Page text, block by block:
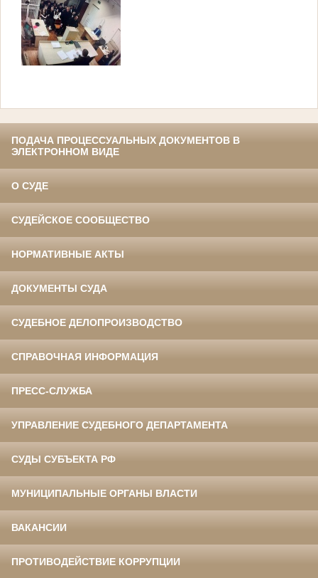
ПОДАЧА ПРОЦЕССУАЛЬНЫХ ДОКУМЕНТОВ В
ЭЛЕКТРОННОМ ВИДЕ
О СУДЕ
СУДЕЙСКОЕ СООБЩЕСТВО
НОРМАТИВНЫЕ АКТЫ
ДОКУМЕНТЫ СУДА
СУДЕБНОЕ ДЕЛОПРОИЗВОДСТВО
СПРАВОЧНАЯ ИНФОРМАЦИЯ
ПРЕСС-СЛУЖБА
УПРАВЛЕНИЕ СУДЕБНОГО ДЕПАРТАМЕНТА
СУДЫ СУБЪЕКТА РФ
МУНИЦИПАЛЬНЫЕ ОРГАНЫ ВЛАСТИ
ВАКАНСИИ
ПРОТИВОДЕЙСТВИЕ КОРРУПЦИИ